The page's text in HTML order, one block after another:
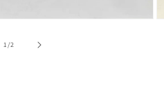
1/of2